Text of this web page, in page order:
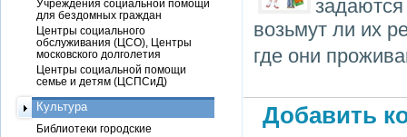
возьмут ли их
где они
Добавить
Учреждения социальной помощи
для бездомных граждан
Центры социального
обслуживания (ЦСО), Центры
московского долголетия
Центры социальной помощи
семье и детям (ЦСПСиД)
Культура
Библиотеки городские